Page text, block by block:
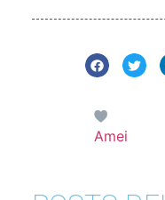
Amei